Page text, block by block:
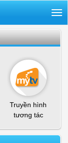
Truyền hình
tương tác